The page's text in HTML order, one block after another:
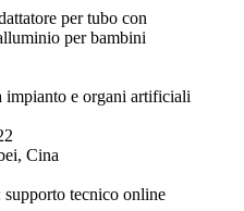
per tubo con
per bambini
impianto e organi artificiali
Cina
tecnico online